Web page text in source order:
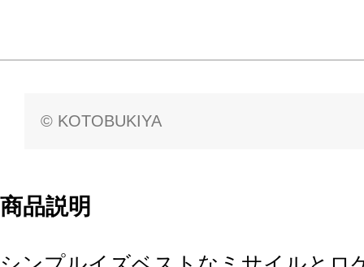
© KOTOBUKIYA
商品説明